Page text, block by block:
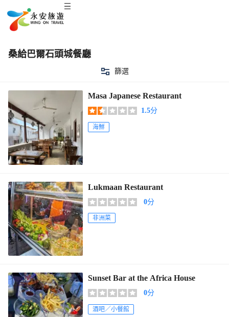
桑給巴爾石頭城餐廳
篩選
Masa Japanese Restaurant
1.5分
海鮮
Lukmaan Restaurant
0分
非洲菜
Sunset Bar at the Africa House
0分
酒吧／小餐館